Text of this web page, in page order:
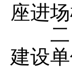
座进
二、
建设